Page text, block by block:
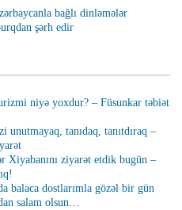
bağlı dinləmələr
şərh edir
niyə yoxdur? – Füsunkar təbiət
unutmayaq, tanıdaq, tanıtdıraq –
Xiyabanını ziyarət etdik bugün –
balaca dostlarımla gözəl bir gün
salam olsun…